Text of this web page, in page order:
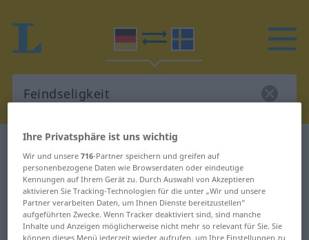
Deutsch-Schwedisch Wörterbuch
Deutsch-Schwedisch Übersetzung
für "Feindseligkeit"
"Feindseligkeit" Schwedisch
Ihre Privatsphäre ist uns wichtig
Wir und unsere716-Partner speichern und greifen auf
personenbezogene Daten wie Browserdaten oder eindeutige
Kennungen auf Ihrem Gerät zu. Durch Auswahl von Akzeptieren
aktivieren Sie Tracking-Technologien für die unter „Wir und unsere
Partner verarbeiten Daten, um Ihnen Dienste bereitzustellen“
aufgeführten Zwecke. Wenn Tracker deaktiviert sind, sind manche
Inhalte und Anzeigen möglicherweise nicht mehr so relevant für Sie. Sie
können dieses Menü jederzeit wieder aufrufen, um Ihre Einstellungen zu